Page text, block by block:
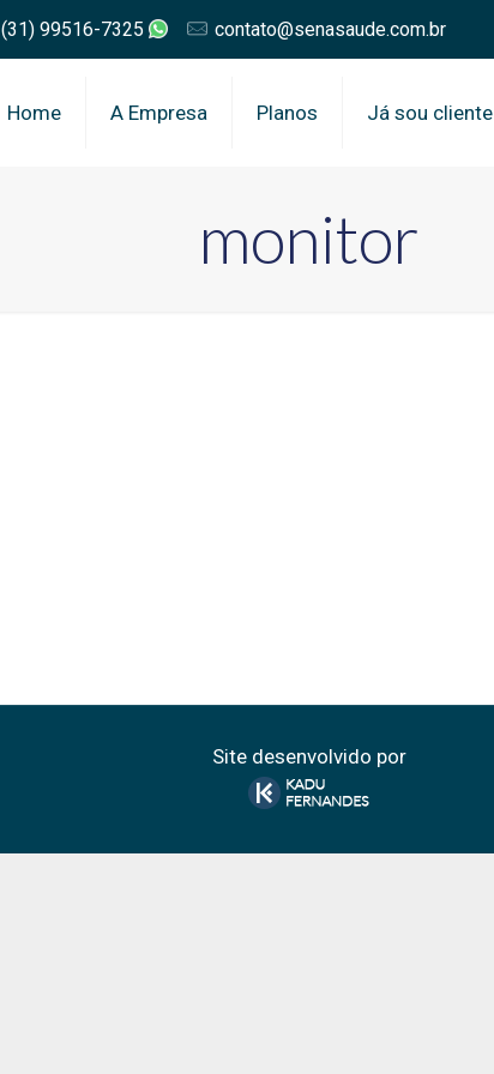
(31) 99516-7325 contato@senasaude.com.br
Home A Empresa Planos Já sou cliente
monitor
Site desenvolvido por